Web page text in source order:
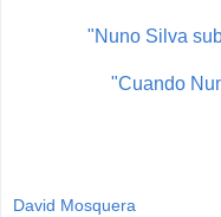
"Nuno Silva
"Cuando
David Mosquera